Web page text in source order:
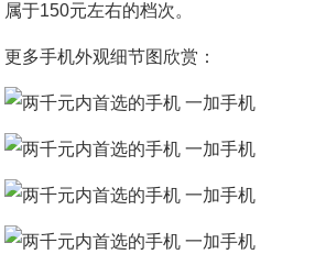
属于150元左右的档次。
更多手机外观细节图欣赏：